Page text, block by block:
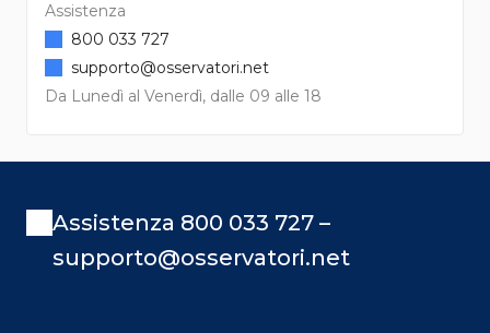
Assistenza
Da Lunedì al Venerdì, dalle 09 alle 18
800 033 727
supporto@osservatori.net
Assistenza 800 033 727 –
supporto@osservatori.net